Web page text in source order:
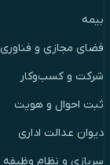
بیمه
فضای مجازی و فناوری
شرکت و کسب‌وکار
ثبت احوال و هویت
دیوان عدالت اداری
سربازی و نظام وظیفه